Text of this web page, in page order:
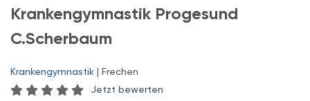
Krankengymnastik Progesund
C.Scherbaum
Krankengymnastik | Frechen
Jetzt bewerten